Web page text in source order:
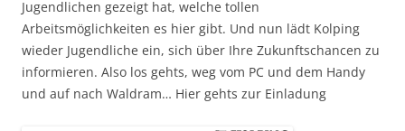
Jugendlichen gezeigt hat, welche tollen
Arbeitsmöglichkeiten es hier gibt. Und nun lädt Kolping
wieder Jugendliche ein, sich über Ihre Zukunftschancen zu
informieren. Also los gehts, weg vom PC und dem Handy
und auf nach Waldram… Hier gehts zur Einladung